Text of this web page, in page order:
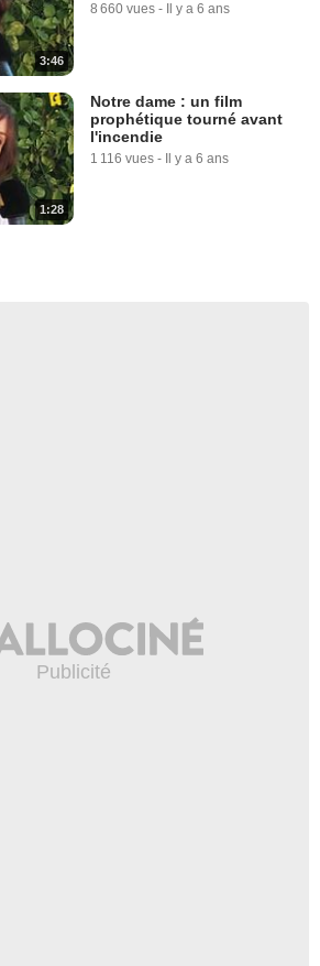
3:46
8 660 vues - Il y a 6 ans
1:28
Notre dame : un film
prophétique tourné avant
l'incendie
1 116 vues - Il y a 6 ans